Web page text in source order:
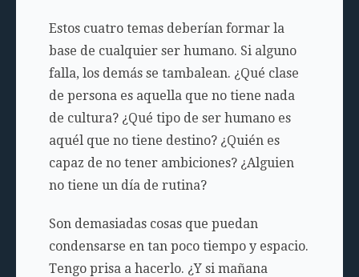
Estos cuatro temas deberían formar la
base de cualquier ser humano. Si alguno
falla, los demás se tambalean. ¿Qué clase
de persona es aquella que no tiene nada
de cultura? ¿Qué tipo de ser humano es
aquél que no tiene destino? ¿Quién es
capaz de no tener ambiciones? ¿Alguien
no tiene un día de rutina?
Son demasiadas cosas que puedan
condensarse en tan poco tiempo y espacio.
Tengo prisa a hacerlo. ¿Y si mañana